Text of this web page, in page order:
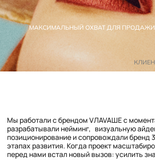
спецпроект
Бизнес-задача: привлечь целевую
аудиторию потенциальных франчайзи.
Повысить узнаваемость бренда среди
Мы работали с брендом VЛAVAШE с момента запуска:
разрабатывали нейминг, визуальную айдентику,
позиционирование и сопровождали бренд 360 на всех
этапах развития. Когда проект масштабировался,
перед нами встал новый вызов: усилить знание бренда
и сформировать устойчивый поток заявок на покупку
франшизы. Мы также занимались упаковкой
франчайзингового предложения — от платформы
до визуального сопровождения